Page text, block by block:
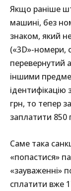
Якщо раніше
машині, без
знаком, який
(«3D»-номери,
перевернутий
іншими
ідентифікацію
грн, то тепер
заплатити 850
Саме така
«попастися»
«зауваженні»
сплатити вже